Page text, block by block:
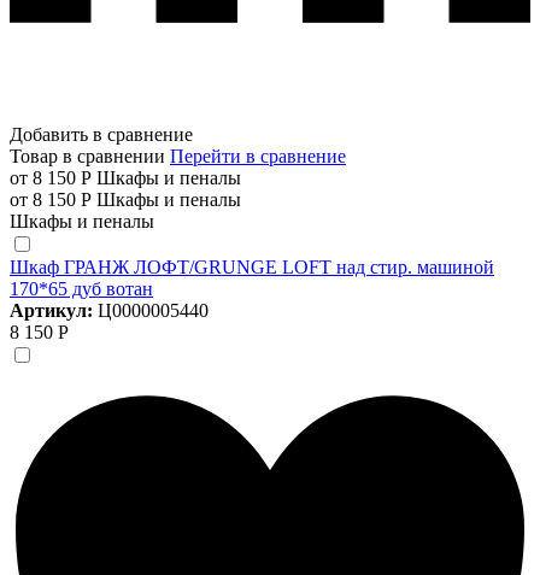
Добавить в сравнение
Товар в сравнении Перейти в сравнение
от 8 150 Р Шкафы и пеналы
от 8 150 Р Шкафы и пеналы
Шкафы и пеналы
Шкаф ГРАНЖ ЛОФТ/GRUNGE LOFT над стир. машиной
170*65 дуб вотан
Артикул: Ц0000005440
8 150 Р